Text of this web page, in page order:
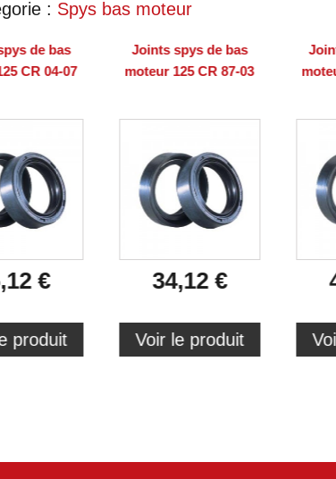
: Spys bas moteur
de bas
CR 04-07
€
produit
Joints spys de bas
moteur 125 CR 87-03
34,12 €
Voir le produit